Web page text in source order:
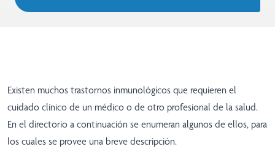
Existen muchos trastornos inmunológicos que requieren el
cuidado clínico de un médico o de otro profesional de la salud.
En el directorio a continuación se enumeran algunos de ellos, para
los cuales se provee una breve descripción.